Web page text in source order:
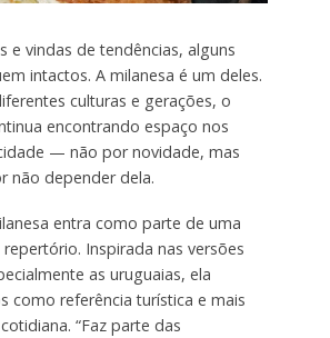
e vindas de tendências, alguns
intactos. A milanesa é um deles.
culturas e gerações, o
encontrando espaço nos
— não por novidade, mas
não depender dela.
entra como parte de uma
Inspirada nas versões
as uruguaias, ela
como referência turística e mais
“Faz parte das